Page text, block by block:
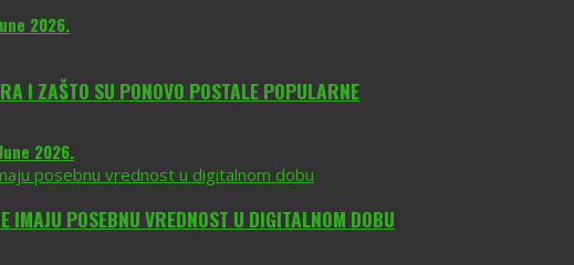
2026.
I ZAŠTO SU PONOVO POSTALE POPULARNE
2026.
IMAJU POSEBNU VREDNOST U DIGITALNOM DOBU